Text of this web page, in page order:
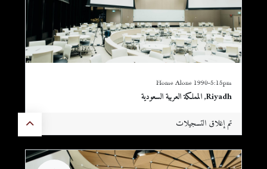
Home Alone 1990-5:15pm
Riyadh
,المملكة العربية السعودية
تم إغلاق التسجيلات